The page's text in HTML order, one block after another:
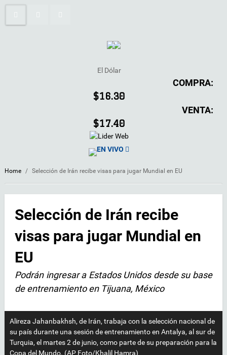
El Dólar
COMPRA:
$16.30
VENTA:
$17.40
EN VIVO
Home / Selección de Irán recibe visas para jugar Mundial en EU
Selección de Irán recibe
visas para jugar Mundial en
EU
Podrán ingresar a Estados Unidos desde su base
de entrenamiento en Tijuana, México
Alireza Jahanbakhsh, de Irán, trabaja con la selección nacional de
su país durante una sesión de entrenamiento en Antalya, al sur de
Turquia, el martes 2 de junio, como parte de su preparación para la
Copa del Mundo. (AP Foto/Khalil Hamra)